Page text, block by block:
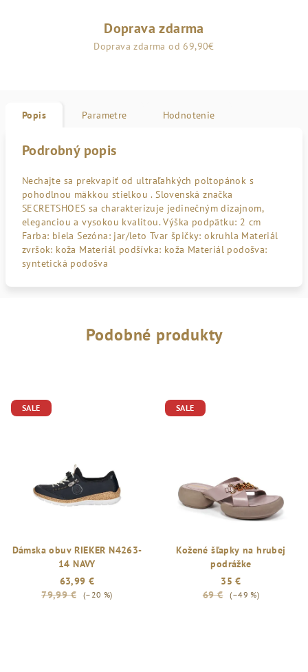
Doprava zdarma
Doprava zdarma od 69,90€
Popis Parametre Hodnotenie
Podrobný popis
Nechajte sa prekvapiť od ultraľahkých poltopánok s
pohodlnou mäkkou stielkou . Slovenská značka
SECRETSHOES sa charakterizuje jedinečným dizajnom,
eleganciou a vysokou kvalitou. Výška podpätku: 2 cm
Farba: biela Sezóna: jar/leto Tvar špičky: okruhla Materiál
zvršok: koža Materiál podšívka: koža Materiál podošva:
syntetická podošva
Podobné produkty
SALE
Dámska obuv RIEKER N4263-
14 NAVY
63,99 €
79,99 €
(–20 %)
SALE
Kožené šľapky na hrubej
podrážke
35 €
69 €
(–49 %)